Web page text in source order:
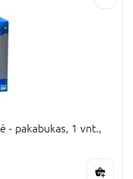
- pakabukas, 1 vnt.,